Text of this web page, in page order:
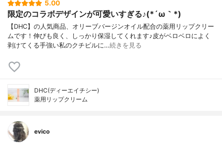
5.00
限定のコラボデザインが可愛いすぎる♪(*´ω｀*)
【DHC】の人気商品、オリーブバージンオイル配合の薬用リップクリー
ムです！伸びも良く、しっかり保湿してくれます♪皮がベロベロによく
剥けてくる手強い私のクチビルに…続きを見る
DHC(ディーエイチシー)
薬用リップクリーム
evico